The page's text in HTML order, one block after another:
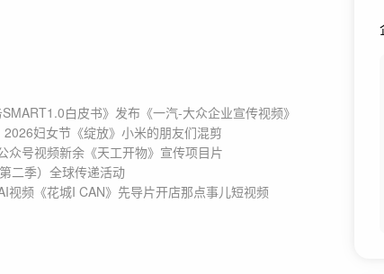
白皮书》发布 《一汽-大众企业宣传视频》
2026妇女节《绽放》 小米的朋友们混剪
众号视频新余《天工开物》宣传项目片
二季）全球传递活动
视频 《花城I CAN》先导片开店那点事儿短视频